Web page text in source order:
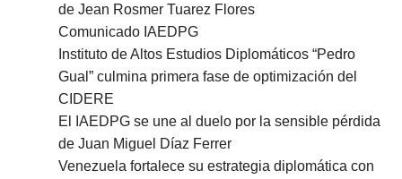
de Jean Rosmer Tuarez Flores
Comunicado IAEDPG
Instituto de Altos Estudios Diplomáticos “Pedro
Gual” culmina primera fase de optimización del
CIDERE
El IAEDPG se une al duelo por la sensible pérdida
de Juan Miguel Díaz Ferrer
Venezuela fortalece su estrategia diplomática con